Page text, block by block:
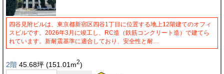
四谷見附ビルは、東京都新宿区四谷1丁目に位置する地上12階建てのオフィ
スビルです。2026年3月に竣工し、RC造（鉄筋コンクリート造）で建てら
れています。新耐震基準に適合しており、安全性と耐…
2階 45.68坪 (151.01 m2)